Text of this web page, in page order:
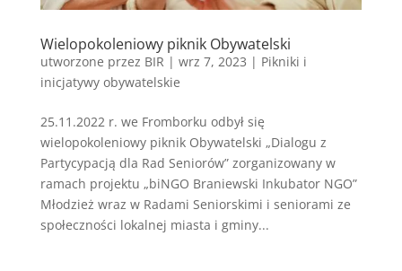
Wielopokoleniowy piknik Obywatelski
utworzone przez BIR | wrz 7, 2023 | Pikniki i
inicjatywy obywatelskie
25.11.2022 r. we Fromborku odbył się
wielopokoleniowy piknik Obywatelski „Dialogu z
Partycypacją dla Rad Seniorów” zorganizowany w
ramach projektu „biNGO Braniewski Inkubator NGO”
Młodzież wraz w Radami Seniorskimi i seniorami ze
społeczności lokalnej miasta i gminy...